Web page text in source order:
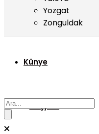
Yozgat
Zonguldak
Künye
Başyazı